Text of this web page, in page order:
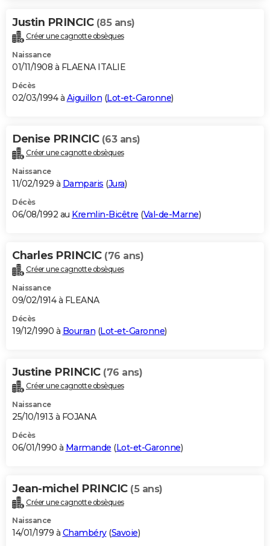
Justin PRINCIC (85 ans)
Créer une cagnotte obsèques
Naissance
01/11/1908 à FLAENA ITALIE
Décès
02/03/1994 à Aiguillon (Lot-et-Garonne)
Denise PRINCIC (63 ans)
Créer une cagnotte obsèques
Naissance
11/02/1929 à Damparis (Jura)
Décès
06/08/1992 au Kremlin-Bicêtre (Val-de-Marne)
Charles PRINCIC (76 ans)
Créer une cagnotte obsèques
Naissance
09/02/1914 à FLEANA
Décès
19/12/1990 à Bourran (Lot-et-Garonne)
Justine PRINCIC (76 ans)
Créer une cagnotte obsèques
Naissance
25/10/1913 à FOJANA
Décès
06/01/1990 à Marmande (Lot-et-Garonne)
Jean-michel PRINCIC (5 ans)
Créer une cagnotte obsèques
Naissance
14/01/1979 à Chambéry(Savoie)